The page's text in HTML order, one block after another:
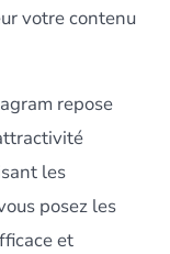
votre contenu
repose
les
posez les
et